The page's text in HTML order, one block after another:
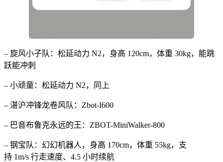
– 旋风小子队：松延动力 N2，身高 120cm，体重 30kg，能跳
跃能冲刺
– 小顽童：松延动力 N2，同上
– 湛沪冲锋龙卷风队：Zbot-I600
– 巴音布鲁克永远的王：ZBOT-MiniWalker-800
– 钢宝队：幻幻机器人，身高 170cm，体重 55kg，支
持 1m/s 行走速度、4.5 小时续航